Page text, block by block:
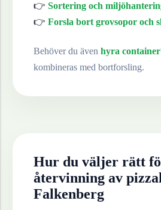
👉 Sortering och
👉 Forsla bort grovsopor och
Behöver du även hyra container
kombineras med bortforsling.
Hur du väljer rätt
återvinning av
Falkenberg